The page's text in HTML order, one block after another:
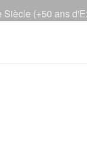
(+50 ans